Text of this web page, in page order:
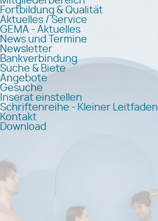
Fortbildung & Qualität
Aktuelles / Service
GEMA - Aktuelles
News und Termine
Newsletter
Bankverbindung
Suche & Biete
Angebote
Gesuche
Inserat einstellen
Schriftenreihe - Kleiner Leitfaden
Kontakt
Download